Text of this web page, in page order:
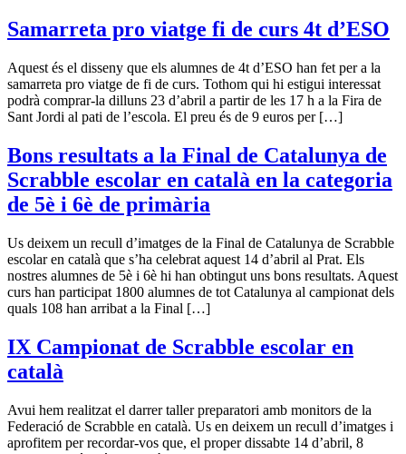
Samarreta pro viatge fi de curs 4t d’ESO
Aquest és el disseny que els alumnes de 4t d’ESO han fet per a la
samarreta pro viatge de fi de curs. Tothom qui hi estigui interessat
podrà comprar-la dilluns 23 d’abril a partir de les 17 h a la Fira de
Sant Jordi al pati de l’escola. El preu és de 9 euros per […]
Bons resultats a la Final de Catalunya de
Scrabble escolar en català en la categoria
de 5è i 6è de primària
Us deixem un recull d’imatges de la Final de Catalunya de Scrabble
escolar en català que s’ha celebrat aquest 14 d’abril al Prat. Els
nostres alumnes de 5è i 6è hi han obtingut uns bons resultats. Aquest
curs han participat 1800 alumnes de tot Catalunya al campionat dels
quals 108 han arribat a la Final […]
IX Campionat de Scrabble escolar en
català
Avui hem realitzat el darrer taller preparatori amb monitors de la
Federació de Scrabble en català. Us en deixem un recull d’imatges i
aprofitem per recordar-vos que, el proper dissabte 14 d’abril, 8